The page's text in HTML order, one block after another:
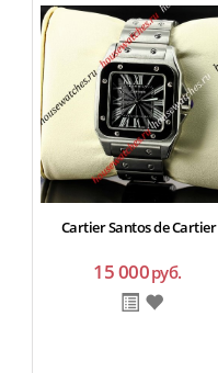
Cartier Santos de Cartier
15 000руб.